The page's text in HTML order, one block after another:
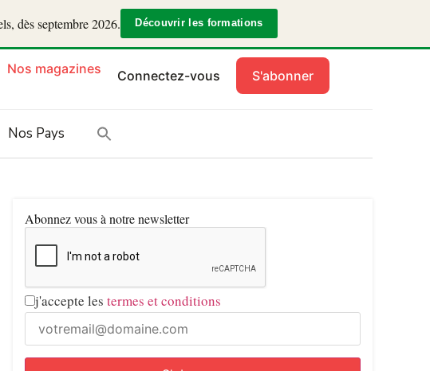
dès septembre 2026. Découvrir les formations
Nos magazines Connectez-vous S'abonner
Nos Pays
Abonnez vous à notre newsletter
j'accepte les termes et conditions